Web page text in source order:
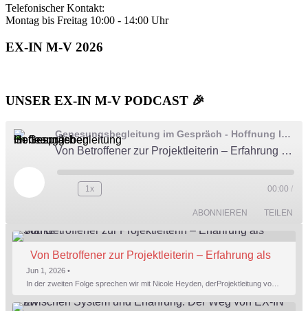
Telefonischer Kontakt:
Montag bis Freitag 10:00 - 14:00 Uhr
EX-IN M-V 2026
UNSER EX-IN M-V PODCAST 🎉
Genesungsbegleitung im Gespräch - Hoffnung leben
Von Betroffener zur Projektleiterin – Erfahrung als Stärke
Play
Episode
1x 00:00 /
ABONNIEREN TEILEN
Von Betroffener zur Projektleiterin – Erfahrung als
Stärke
Jun 1, 2026 •